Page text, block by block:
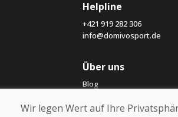
Helpline
+421 919 282 306
info@domivosport.de
Über uns
Blog
Geschäft
Wir legen Wert auf Ihre